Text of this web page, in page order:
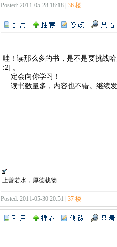
Posted: 2011-05-28 18:18 | 36 楼
哇！读那么多的书，是不是要挑战
:2] 。
定会向你学习！
读书数量多，内容也不错。继续
上善若水，厚德载物
Posted: 2011-05-30 20:51 | 37 楼